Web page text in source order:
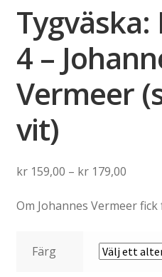
4 –
Vermeer
vit)
kr159,00 – kr179,00Price
kr
kr
Om Johannes Vermeer
Färg